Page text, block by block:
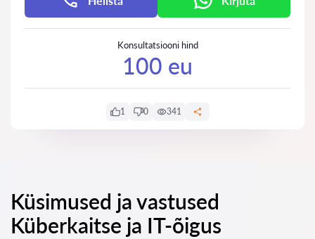
Konsultatsiooni hind
100 eu
1 0 341
Küsimused ja vastused
Küberkaitse ja IT-õigus